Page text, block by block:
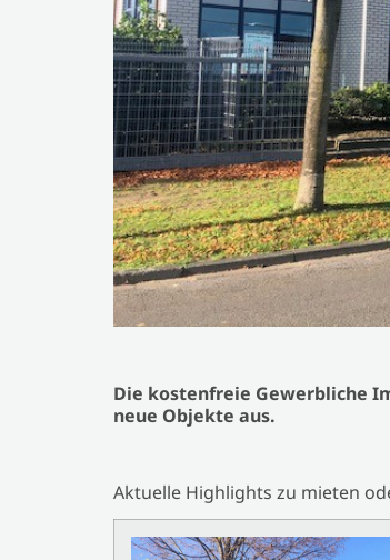
Die kostenfreie Gewerbliche
neue Objekte aus.
Aktuelle Highlights zu mieten